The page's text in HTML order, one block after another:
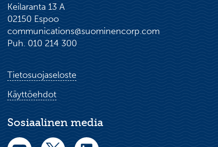
Keilaranta 13 A
02150 Espoo
communications@suominencorp.com
Puh. 010 214 300
Tietosuojaseloste
Käyttöehdot
Sosiaalinen media